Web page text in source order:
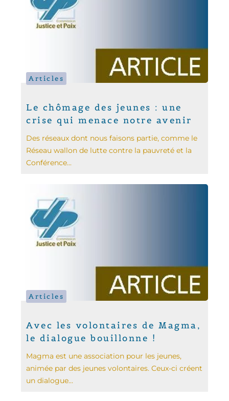
Articles
Le chômage des jeunes : une
crise qui menace notre avenir
Des réseaux dont nous faisons partie, comme le
Réseau wallon de lutte contre la pauvreté et la
Conférence...
Articles
Avec les volontaires de Magma,
le dialogue bouillonne !
Magma est une association pour les jeunes,
animée par des jeunes volontaires. Ceux-ci créent
un dialogue...